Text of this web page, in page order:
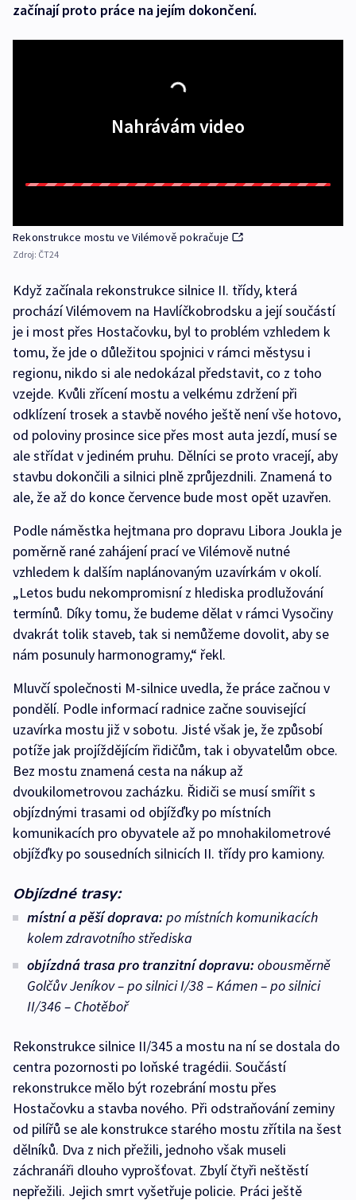
začínají proto práce na jejím dokončení.
Nahrávám video
Rekonstrukce mostu ve Vilémově pokračuje
Zdroj: ČT24
Když začínala rekonstrukce silnice II. třídy, která
prochází Vilémovem na Havlíčkobrodsku a její součástí
je i most přes Hostačovku, byl to problém vzhledem k
tomu, že jde o důležitou spojnici v rámci městysu i
regionu, nikdo si ale nedokázal představit, co z toho
vzejde. Kvůli zřícení mostu a velkému zdržení při
odklízení trosek a stavbě nového ještě není vše hotovo,
od poloviny prosince sice přes most auta jezdí, musí se
ale střídat v jediném pruhu. Dělníci se proto vracejí, aby
stavbu dokončili a silnici plně zprůjezdnili. Znamená to
ale, že až do konce července bude most opět uzavřen.
Podle náměstka hejtmana pro dopravu Libora Joukla je
poměrně rané zahájení prací ve Vilémově nutné
vzhledem k dalším naplánovaným uzavírkám v okolí.
„Letos budu nekompromisní z hlediska prodlužování
termínů. Díky tomu, že budeme dělat v rámci Vysočiny
dvakrát tolik staveb, tak si nemůžeme dovolit, aby se
nám posunuly harmonogramy,“ řekl.
Mluvčí společnosti M-silnice uvedla, že práce začnou v
pondělí. Podle informací radnice začne související
uzavírka mostu již v sobotu. Jisté však je, že způsobí
potíže jak projíždějícím řidičům, tak i obyvatelům obce.
Bez mostu znamená cesta na nákup až
dvoukilometrovou zacházku. Řidiči se musí smířit s
objízdnými trasami od objížďky po místních
komunikacích pro obyvatele až po mnohakilometrové
objížďky po sousedních silnicích II. třídy pro kamiony.
Objízdné trasy:
místní a pěší doprava: po místních komunikacích
kolem zdravotního střediska
objízdná trasa pro tranzitní dopravu: obousměrně
Golčův Jeníkov – po silnici I/38 – Kámen – po silnici
II/346 – Chotěboř
Rekonstrukce silnice II/345 a mostu na ní se dostala do
centra pozornosti po loňské tragédii. Součástí
rekonstrukce mělo být rozebrání mostu přes
Hostačovku a stavba nového. Při odstraňování zeminy
od pilířů se ale konstrukce starého mostu zřítila na šest
dělníků. Dva z nich přežili, jednoho však museli
záchranáři dlouho vyprošťovat. Zbylí čtyři neštěstí
nepřežili. Jejich smrt vyšetřuje policie. Práci ještě